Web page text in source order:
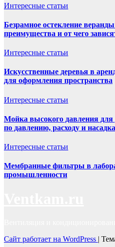
Интересные статьи
Безрамное остекление
преимущества и от чего
Интересные статьи
Искусственные деревья в
для оформления пространства
Интересные статьи
Мойка высокого давления
по давлению, расходу и
Интересные статьи
Мембранные фильтры в
промышленности
Сайт работает на WordPress |